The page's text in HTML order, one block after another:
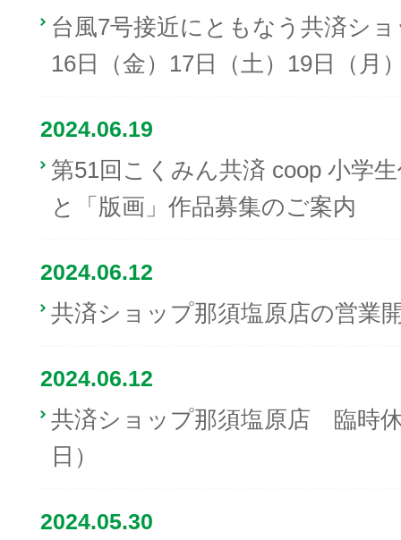
台風7号接近にともなう共済シ
16日（金）17日（土）19日（月
2024.06.19
第51回こくみん共済 coop 小学
と「版画」作品募集のご案内
2024.06.12
共済ショップ那須塩原店の営業
2024.06.12
共済ショップ那須塩原店 臨時
日）
2024.05.30